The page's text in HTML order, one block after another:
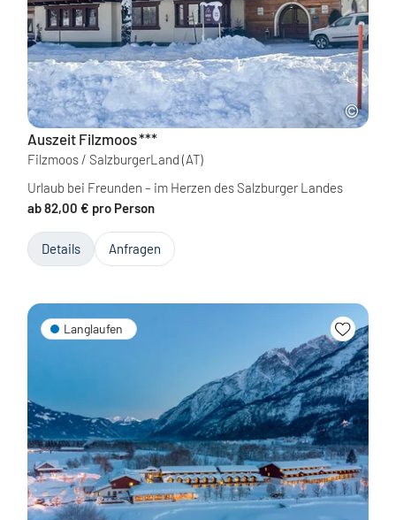
Auszeit Filzmoos***
Filzmoos / SalzburgerLand (AT)
Urlaub bei Freunden – im Herzen des Salzburger Landes
ab 82,00 € pro Person
Details Anfragen
Langlaufen